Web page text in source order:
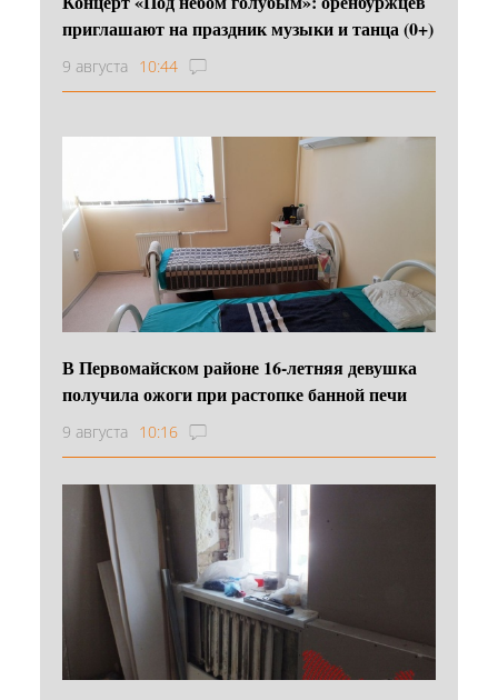
приглашают на праздник музыки и танца (0+)
9 августа 10:44
В Первомайском районе 16‑летняя девушка
получила ожоги при растопке банной печи
9 августа 10:16